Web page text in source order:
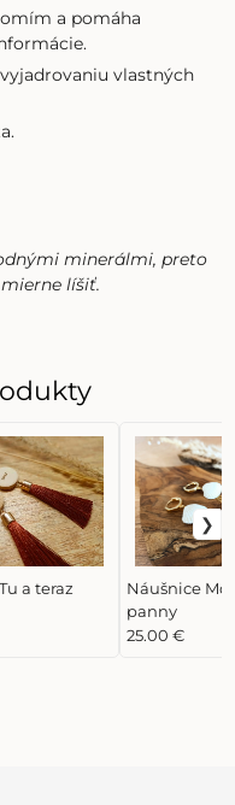
a pomáha
vlastných
minerálmi, preto
líšiť.
a teraz
Náušnice
panny
25.00 €